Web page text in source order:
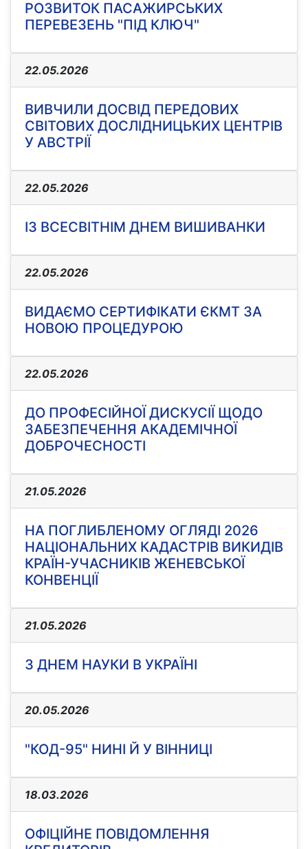
РОЗВИТОК ПАСАЖИРСЬКИХ
ПЕРЕВЕЗЕНЬ "ПІД КЛЮЧ"
22.05.2026
ВИВЧИЛИ ДОСВІД ПЕРЕДОВИХ
СВІТОВИХ ДОСЛІДНИЦЬКИХ ЦЕНТРІВ
У АВСТРІЇ
22.05.2026
ІЗ ВСЕСВІТНІМ ДНЕМ ВИШИВАНКИ
22.05.2026
ВИДАЄМО СЕРТИФІКАТИ ЄКМТ ЗА
НОВОЮ ПРОЦЕДУРОЮ
22.05.2026
ДО ПРОФЕСІЙНОЇ ДИСКУСІЇ ЩОДО
ЗАБЕЗПЕЧЕННЯ АКАДЕМІЧНОЇ
ДОБРОЧЕСНОСТІ
21.05.2026
НА ПОГЛИБЛЕНОМУ ОГЛЯДІ 2026
НАЦІОНАЛЬНИХ КАДАСТРІВ ВИКИДІВ
КРАЇН-УЧАСНИКІВ ЖЕНЕВСЬКОЇ
КОНВЕНЦІЇ
21.05.2026
З ДНЕМ НАУКИ В УКРАЇНІ
20.05.2026
"КОД-95" НИНІ Й У ВІННИЦІ
18.03.2026
ОФІЦІЙНЕ ПОВІДОМЛЕННЯ